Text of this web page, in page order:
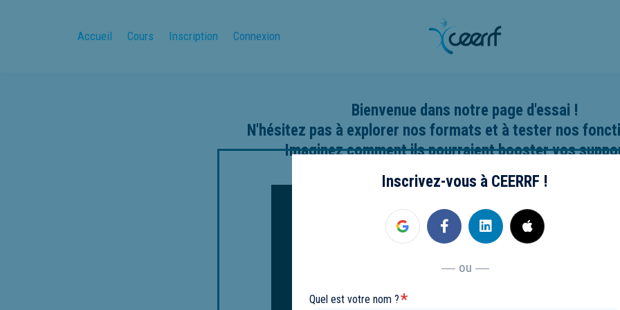
Accueil Cours Inscription Connexion
Bienvenue dans notre page d'essai !
N'hésitez pas à explorer nos formats et à tester nos
Imaginez comment ils pourraient booster vos
Inscrivez-vous à CEERRF !
ou
Quel est votre nom ?*